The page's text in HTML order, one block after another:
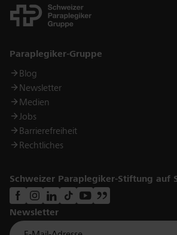
Links
Paraplegiker-Gruppe
Blog
Newsletter
Medien
Jobs
Barrierefreiheit
Rechtliches
Schweizer Paraplegiker-Stiftung auf
Newsletter